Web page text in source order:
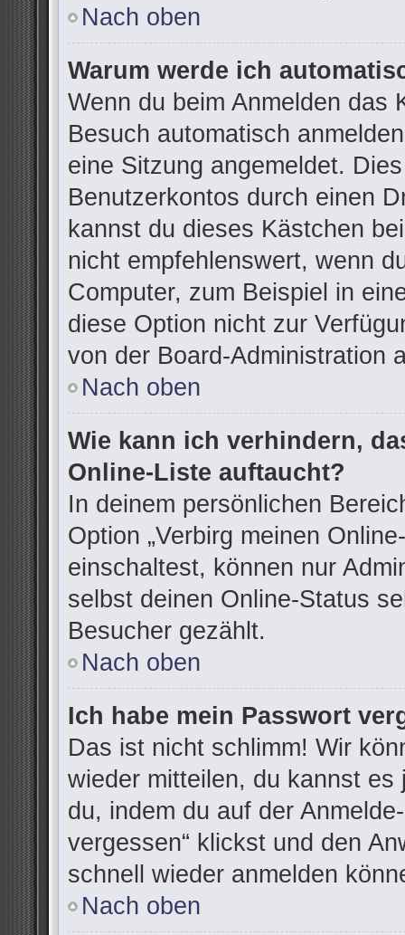
Nach oben
Warum werde ich
Wenn du beim Anmelden das
Besuch automatisch
eine Sitzung angemeldet.
Benutzerkontos durch einen
kannst du dieses Kästchen
nicht empfehlenswert, wenn
Computer, zum Beispiel in
diese Option nicht zur
von der Board-Administration
Nach oben
Wie kann ich verhindern,
Online-Liste auftaucht?
In deinem persönlichen
Option „Verbirg meinen
einschaltest, können nur
selbst deinen Online-Status
Besucher gezählt.
Nach oben
Ich habe mein Passwort
Das ist nicht schlimm! Wir
wieder mitteilen, du kannst
du, indem du auf der
vergessen“ klickst und den
schnell wieder anmelden
Nach oben